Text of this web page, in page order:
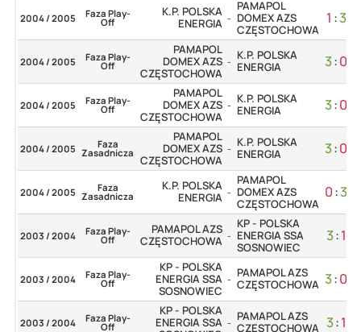
2004 / 2005 Faza Play-
Off
K.P. POLSKA
ENERGIA -
PAMAPOL
DOMEX AZS
CZĘSTOCHOWA
1 :3
2004 / 2005 Faza Play-
Off
PAMAPOL
DOMEX AZS
CZĘSTOCHOWA
- K.P. POLSKA
ENERGIA
3:0
2004 / 2005 Faza Play-
Off
PAMAPOL
DOMEX AZS
CZĘSTOCHOWA
- K.P. POLSKA
ENERGIA
3:0
2004 / 2005 Faza
Zasadnicza
PAMAPOL
DOMEX AZS
CZĘSTOCHOWA
- K.P. POLSKA
ENERGIA
3:0
2004 / 2005 Faza
Zasadnicza
K.P. POLSKA
ENERGIA -
PAMAPOL
DOMEX AZS
CZĘSTOCHOWA
0:3
2003 / 2004 Faza Play-
Off
PAMAPOL AZS
CZĘSTOCHOWA -
KP - POLSKA
ENERGIA SSA
SOSNOWIEC
3:1
2003 / 2004 Faza Play-
Off
KP - POLSKA
ENERGIA SSA
SOSNOWIEC
- PAMAPOL AZS
CZĘSTOCHOWA 3:0
2003 / 2004 Faza Play-
Off
KP - POLSKA
ENERGIA SSA - PAMAPOL AZS
CZĘSTOCHOWA 3:1